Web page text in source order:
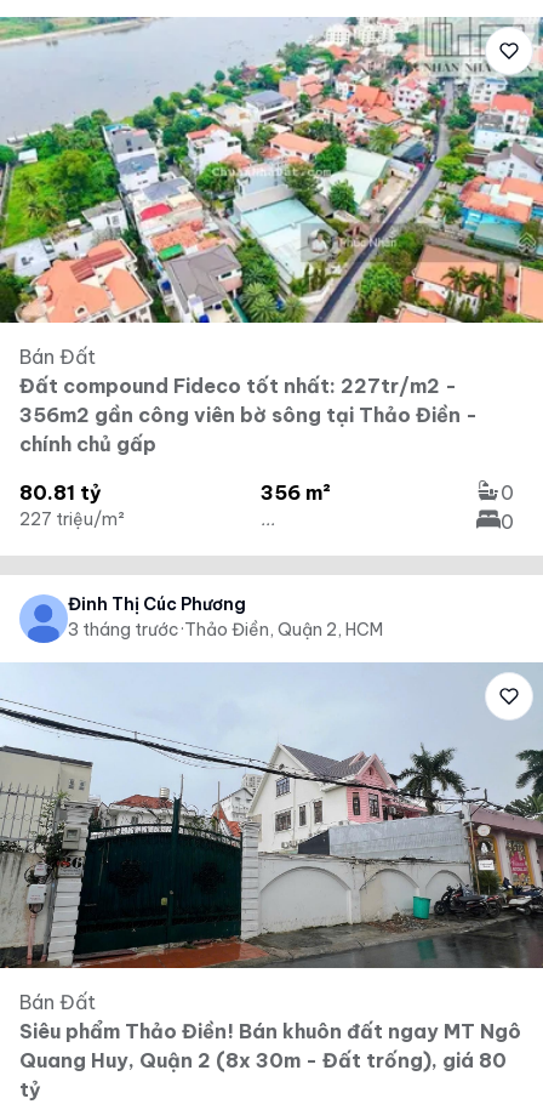
Bán Đất
Đất compound Fideco tốt nhất: 227tr/m2 -
356m2 gần công viên bờ sông tại Thảo Điền -
chính chủ gấp
80.81 tỷ
227 triệu/m²
356 m²
...
0
0
Đinh Thị Cúc Phương
3 tháng trước·Thảo Điền, Quận 2, HCM
Bán Đất
Siêu phẩm Thảo Điền! Bán khuôn đất ngay MT Ngô
Quang Huy, Quận 2 (8x 30m - Đất trống), giá 80
tỷ